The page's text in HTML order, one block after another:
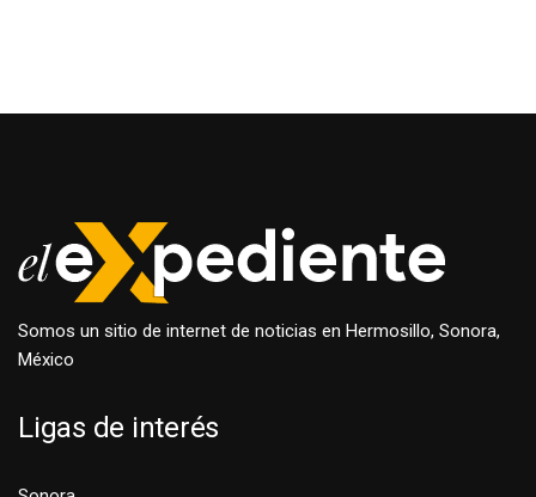
Somos un sitio de internet de noticias en Hermosillo, Sonora,
México
Ligas de interés